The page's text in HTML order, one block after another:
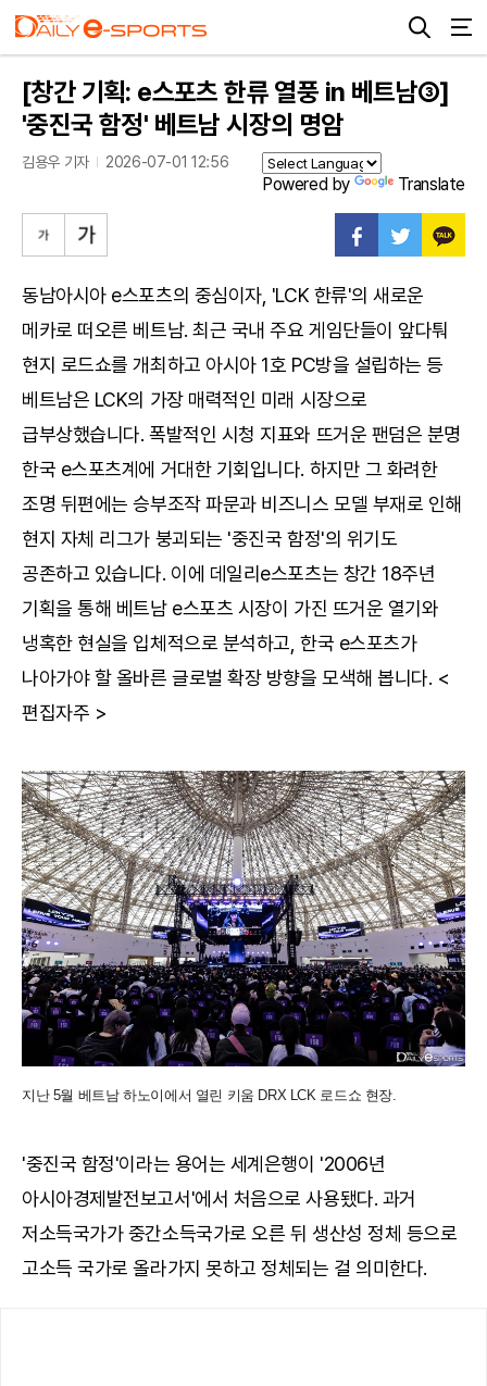
[창간 기획: e스포츠 한류 열풍 in 베트남③]
'중진국 함정' 베트남 시장의 명암
김용우 기자 2026-07-01 12:56
Powered by Translate
동남아시아 e스포츠의 중심이자, 'LCK 한류'의 새로운
메카로 떠오른 베트남. 최근 국내 주요 게임단들이 앞다퉈
현지 로드쇼를 개최하고 아시아 1호 PC방을 설립하는 등
베트남은 LCK의 가장 매력적인 미래 시장으로
급부상했습니다. 폭발적인 시청 지표와 뜨거운 팬덤은 분명
한국 e스포츠계에 거대한 기회입니다. 하지만 그 화려한
조명 뒤편에는 승부조작 파문과 비즈니스 모델 부재로 인해
현지 자체 리그가 붕괴되는 '중진국 함정'의 위기도
공존하고 있습니다. 이에 데일리e스포츠는 창간 18주년
기획을 통해 베트남 e스포츠 시장이 가진 뜨거운 열기와
냉혹한 현실을 입체적으로 분석하고, 한국 e스포츠가
나아가야 할 올바른 글로벌 확장 방향을 모색해 봅니다. <
편집자주 >
지난 5월 베트남 하노이에서 열린 키움 DRX LCK 로드쇼 현장.
'중진국 함정'이라는 용어는 세계은행이 '2006년
아시아경제발전보고서'에서 처음으로 사용됐다. 과거
저소득국가가 중간소득국가로 오른 뒤 생산성 정체 등으로
고소득 국가로 올라가지 못하고 정체되는 걸 의미한다.